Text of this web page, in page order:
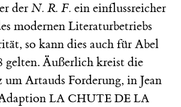
der N. R. F. ein einflussreicher
modernen Literaturbetriebs
so kann dies auch für Abel
gelten. Äußerlich kreist die
um Artauds Forderung, in Jean
LA CHUTE DE LA